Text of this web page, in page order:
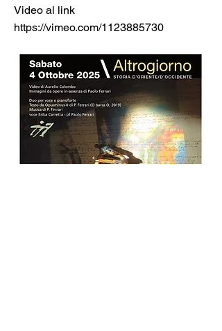
Video al link
https://vimeo.com/1123885730